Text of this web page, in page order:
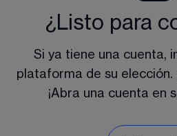
¿Listo para
Si ya tiene una cuenta,
plataforma de su elección.
¡Abra una cuenta en